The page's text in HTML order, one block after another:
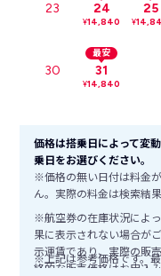
23 24
¥14,840
25
¥
30
最安
31
¥14,840
価格は搭乗日によって変
乗日をお選びください。
※価格の無い日付は料金
ん。実際の料金は検索結
※航空券の在庫状況によ
果に表示されない場合が
示運賃であり、実際の販
終的な販売価格はお申込
※上記は参考価格です。